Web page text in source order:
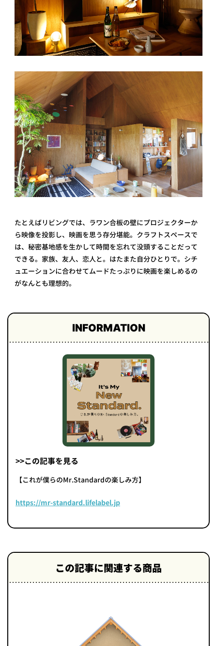
たとえばリビングでは、ラワン合板の壁にプロジェクターか
ら映像を投影し、映画を思う存分堪能。クラフトスペースで
は、秘密基地感を生かして時間を忘れて没頭することだって
できる。家族、友人、恋人と。はたまた自分ひとりで。シチ
ュエーションに合わせてムードたっぷりに映画を楽しめるの
がなんとも理想的。
INFORMATION
>>この記事を見る
【これが僕らのMr.Standardの楽しみ方】
https://mr-standard.lifelabel.jp
この記事に関連する商品